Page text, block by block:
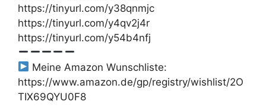
https://tinyurl.com/y38qnmjc
https://tinyurl.com/y4qv2j4r
https://tinyurl.com/y54b4nfj
Meine Amazon Wunschliste:
https://www.amazon.de/gp/registry/wishlist/2O
TIX69QYU0F8